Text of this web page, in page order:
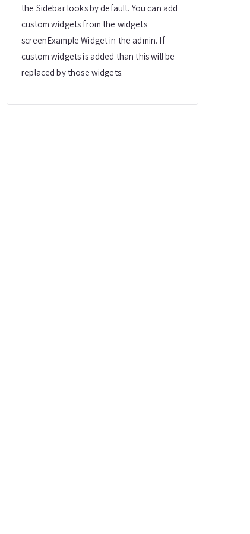
the Sidebar looks by default. You can add
custom widgets from the widgets
screenExample Widget in the admin. If
custom widgets is added than this will be
replaced by those widgets.